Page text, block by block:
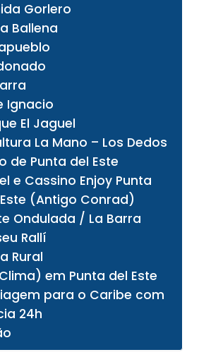
Gorlero
Ballena
Ignacio
El Jaguel
La Mano – Los Dedos
de Punta del Este
e Cassino Enjoy Punta
(Antigo Conrad)
Ondulada / La Barra
Rallí
Rural
em Punta del Este
para o Caribe com
24h